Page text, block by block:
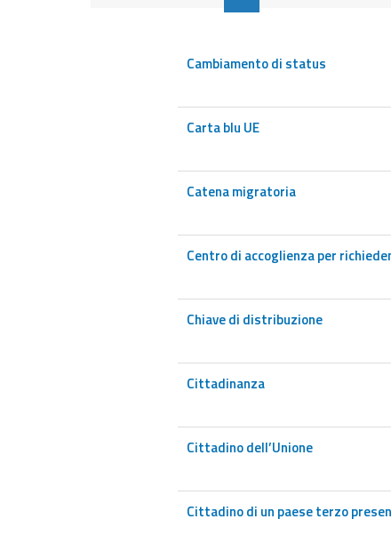
Cambiamento di status
Carta blu UE
Catena migratoria
Centro di accoglienza per
Chiave di distribuzione
Cittadinanza
Cittadino dell’Unione
Cittadino di un paese terzo